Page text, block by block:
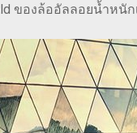
ของล้ออัลลอยน้ำหนั